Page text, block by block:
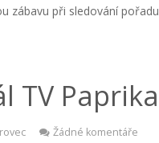
zábavu při sledování pořadu
TV Paprika
Žádné komentáře